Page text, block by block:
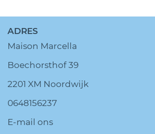
ADRES
Maison Marcella
Boechorsthof 39
2201 XM Noordwijk
0648156237
E-mail ons